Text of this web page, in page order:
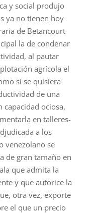
y social produjo
ya no tienen hoy
de Betancourt
la de condenar
al pautar
agrícola el
si se quisiera
de una
capacidad ociosa,
en talleres-
a los
venezolano se
de gran tamaño en
que admita la
y que autorice la
otra vez, exporte
el que un precio